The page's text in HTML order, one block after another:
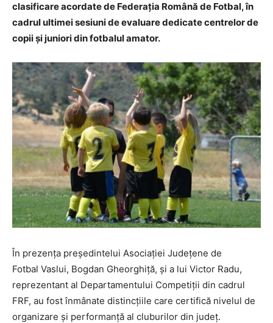
clasificare acordate de Federația Română de Fotbal, în
cadrul ultimei sesiuni de evaluare dedicate centrelor de
copii și juniori din fotbalul amator.
În prezența președintelui Asociației Județene de
Fotbal Vaslui, Bogdan Gheorghiță, și a lui Victor Radu,
reprezentant al Departamentului Competiții din cadrul
FRF, au fost înmânate distincțiile care certifică nivelul de
organizare și performanță al cluburilor din județ.